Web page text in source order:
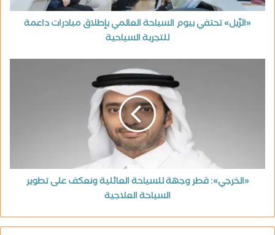
«الرّيل» تحتفي بيوم السياحة العالمي بإطلاق مبادرات داعمة
للتجربة السياحية
«الخرجي»: قطر وجهة للسياحة العائلية ونعكف على تطوير
السياحة العلاجية